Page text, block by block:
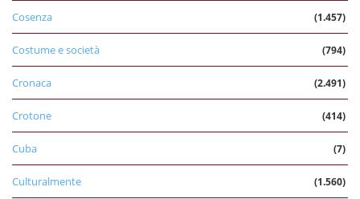
Cosenza (1.457)
Costume e società (794)
Cronaca (2.491)
Crotone (414)
Cuba (7)
Culturalmente (1.560)